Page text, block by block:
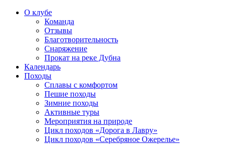
О клубе
Команда
Отзывы
Благотворительность
Снаряжение
Прокат на реке Дубна
Календарь
Походы
Сплавы с комфортом
Пешие походы
Зимние походы
Активные туры
Мероприятия на природе
Цикл походов «Дорога в Лавру»
Цикл походов «Серебряное Ожерелье»